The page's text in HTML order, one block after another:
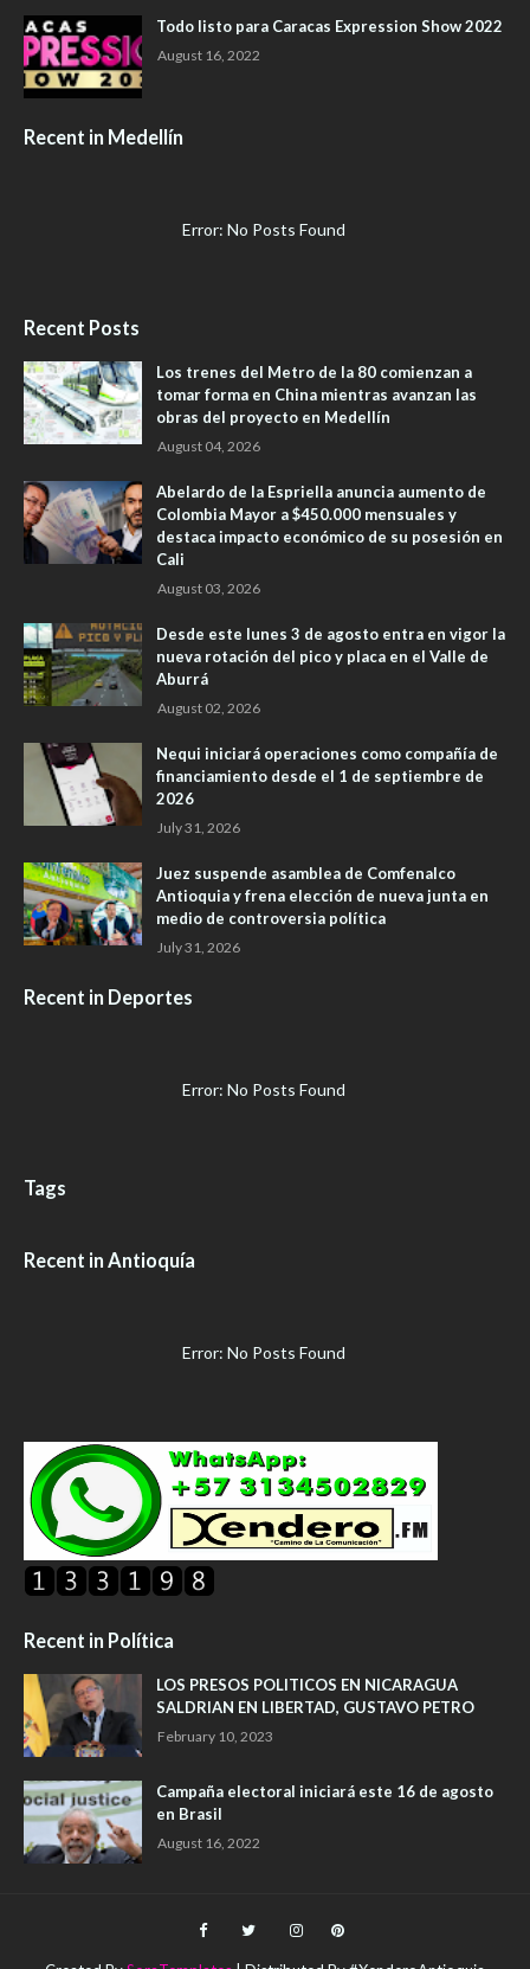
Todo listo para Caracas Expression Show 2022
August 16, 2022
Recent in Medellín
Error: No Posts Found
Recent Posts
Los trenes del Metro de la 80 comienzan a
tomar forma en China mientras avanzan las
obras del proyecto en Medellín
August 04, 2026
Abelardo de la Espriella anuncia aumento de
Colombia Mayor a $450.000 mensuales y
destaca impacto económico de su posesión en
Cali
August 03, 2026
Desde este lunes 3 de agosto entra en vigor la
nueva rotación del pico y placa en el Valle de
Aburrá
August 02, 2026
Nequi iniciará operaciones como compañía de
financiamiento desde el 1 de septiembre de
2026
July 31, 2026
Juez suspende asamblea de Comfenalco
Antioquia y frena elección de nueva junta en
medio de controversia política
July 31, 2026
Recent in Deportes
Error: No Posts Found
Tags
Recent in Antioquía
Error: No Posts Found
Recent in Política
LOS PRESOS POLITICOS EN NICARAGUA
SALDRIAN EN LIBERTAD, GUSTAVO PETRO
February 10, 2023
Campaña electoral iniciará este 16 de agosto
en Brasil
August 16, 2022